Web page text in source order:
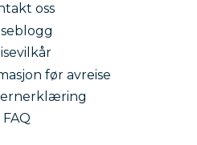
oss
før avreise
FAQ